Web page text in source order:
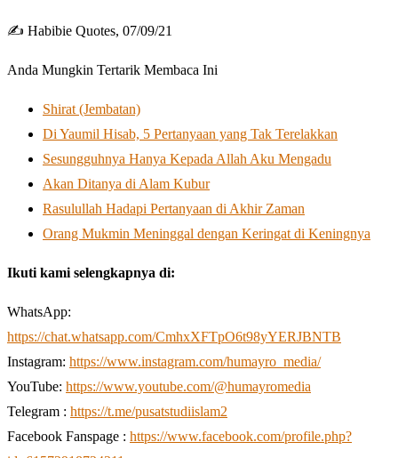
✍️ Habibie Quotes, 07/09/21
Anda Mungkin Tertarik Membaca Ini
Shirat (Jembatan)
Di Yaumil Hisab, 5 Pertanyaan yang Tak Terelakkan
Sesungguhnya Hanya Kepada Allah Aku Mengadu
Akan Ditanya di Alam Kubur
Rasulullah Hadapi Pertanyaan di Akhir Zaman
Orang Mukmin Meninggal dengan Keringat di Keningnya
Ikuti kami selengkapnya di:
WhatsApp:
https://chat.whatsapp.com/CmhxXFTpO6t98yYERJBNTB
Instagram: https://www.instagram.com/humayro_media/
YouTube: https://www.youtube.com/@humayromedia
Telegram : https://t.me/pusatstudiislam2
Facebook Fanspage : https://www.facebook.com/profile.php?